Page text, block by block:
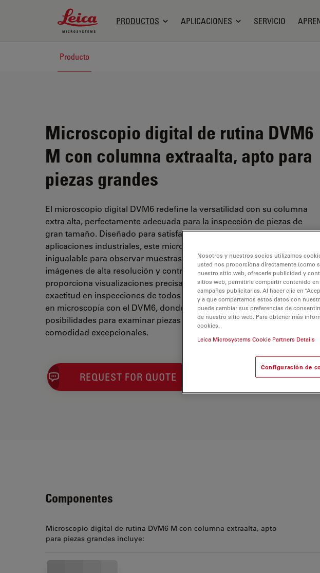
Leica Microsystems Logo
PRODUCTOS APLICACIONES SERVICIO
Producto
Microscopio digital de rutina DVM6
M con columna extraalta, apto para
piezas grandes
El microscopio digital DVM6 redefine la versatilidad con su columna
extra alta, perfectamente adecuada para la inspección de piezas de
gran tamaño. Diseñado para satisfacer las exigencias de las
aplicaciones industriales, este microscopio ofrece una flexibilidad
inigualable para observar muestras de gran tamaño con facilidad. Con
imágenes de alta resolución y controles intuitivos, el DVM6
proporciona visualizaciones precisas y detalladas, garantizando la
exactitud en inspecciones de todos los tamaños. Mejore su experiencia
en microscopía con el DVM6, donde la columna extra alta abre nuevas
posibilidades para examinar piezas de gran tamaño con una claridad y
comodidad excepcionales.
REQUEST FOR QUOTE
Componentes
Microscopio digital de rutina DVM6 M con columna extraalta, apto
para piezas grandes incluye:
Nosotros y nuestros socios utilizamos
usted nos proporciona directamente (como
nuestro sitio web, ofrecerle publicidad y
sitios web, permitirle compartir contenido
campañas publicitarias. Al hacer clic en
y a que compartamos estos datos con
puede cambiar sus preferencias de
de nuestro sitio web. Para obtener más
cookies.
Leica Microsystems Cookie Partners Details
Configuración de